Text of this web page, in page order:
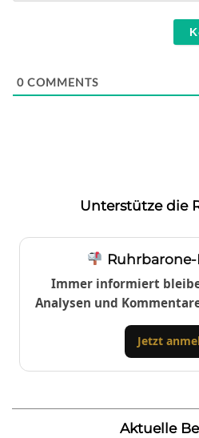
0 COMMENTS
Unterstütze die
Immer informiert
Analysen und
Jetzt
Aktuelle